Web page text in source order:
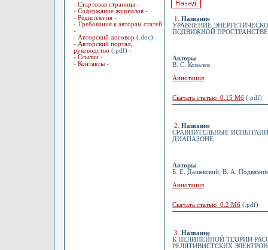
- Стартовая страница -
- Содержание журналов -
- Редколлегия -
- Требования к авторам статей
-
- Авторский договор (.doc) -
- Авторский портал,
руководство (.pdf) -
- Ссылки -
- Контакты -
1
Название
УРАВНЕНИЕ
ПОДВИЖНОЙ
Авторы
В. С. Ковалев
Аннотация
Скачать статью 0.15 Мб (.pdf)
2
Название
СРАВНИТЕЛЬНЫЕ
ДИАПАЗОНЕ
Авторы
Б. Е. Дашевский, В. А.
Аннотация
Скачать статью 0.2 Мб (.pdf)
3
Название
К НЕЛИНЕЙНОЙ ТЕОРИИ
РЕЛЯТИВИСТСКИХ